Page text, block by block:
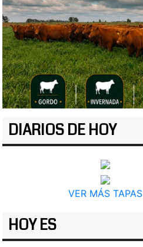
DIARIOS DE HOY
VER MÁS TAPAS
HOY ES